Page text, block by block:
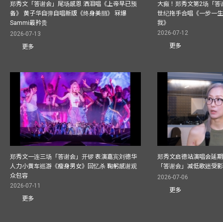
郑秀文「答谢会」尾场感恩 洒泪唱《上帝早已预
备》 黄子华自弹自唱新版《终身美丽》 冧爆
Sammi最矜贵
2026-07-13
更多
大癫！郑秀文第2场「
世纪拖手合唱《一步一
我》
2026-07-12
更多
郑秀文一连三场「答谢会」开锣 表演嘉宾刘德华
人力小黄车巡游《瘦身男女》回忆杀 鞠躬感谢观
众包容
2026-07-11
更多
郑秀文启德站演唱会延
「答谢会」减低歌迷受
2026-07-06
更多